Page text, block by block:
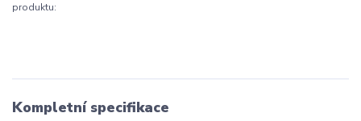
produktu:
Kompletní specifikace